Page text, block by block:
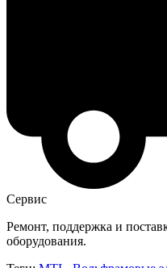
Сервис
Ремонт, поддержка и
оборудования.